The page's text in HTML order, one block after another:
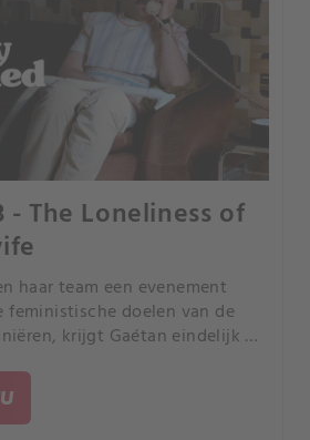
The Loneliness of
haar team een evenement
feministische doelen van de
krijgt Gaétan eindelijk de